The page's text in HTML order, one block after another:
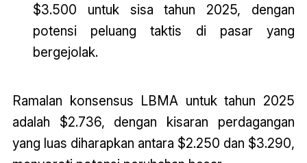
$3.500 untuk sisa tahun 2025, dengan
potensi peluang taktis di pasar yang
bergejolak.
Ramalan konsensus LBMA untuk tahun 2025
adalah $2.736, dengan kisaran perdagangan
yang luas diharapkan antara $2.250 dan $3.290,